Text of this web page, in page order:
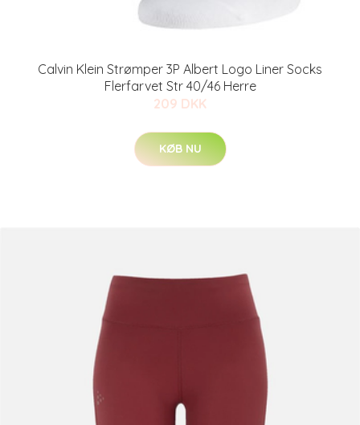
Calvin Klein Strømper 3P Albert Logo Liner Socks
Flerfarvet Str 40/46 Herre
209 DKK
KØB NU